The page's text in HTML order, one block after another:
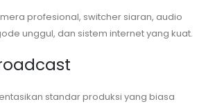
profesional, switcher siaran, audio
unggul, dan sistem internet yang kuat.
standar produksi yang biasa